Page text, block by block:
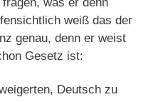
weiß das der
genau, denn er weist
Gesetz ist:
Deutsch zu